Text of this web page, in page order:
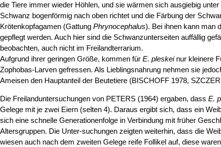
die Tiere immer wieder Höhlen, und sie wärmen sich ausgiebig
Schwanz bogenförmig nach oben richtet und die Färbung der
Krötenkopfagamen (Gattung Phrynocephalus). Bei ihnen kann man
gepflegt werden. Auch hier sind die Schwanzunterseiten auffällig
beobachten, auch nicht im Freilandterrarium.
Aufgrund ihrer geringen Größe, kommen für E. pleskeinur kleinere
Zophobas-Larven gefressen. Als Lieblingsnahrung nehmen sie
Ameisen den Hauptanteil der Beutetiere (BISCHOFF 1978,
Die Freilanduntersuchungen von PETERS (1964) ergaben, dass E.
Gelege mit je zwei Eiern (selten 4). Daraus ergibt sich, dass ein
sich eine schnelle Generationenfolge in Verbindung mit früher
Altersgruppen. Die Unter-suchungen zeigten weiterhin, dass die
wiesen auch nach dem zweiten Gelege reife Follikel auf, diese